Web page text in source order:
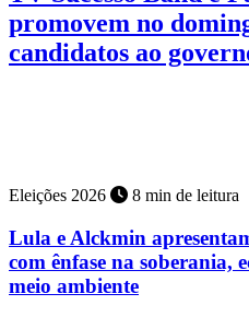
promovem no
candidatos ao
Eleições 2026 8 min de leitura
Lula e Alckmin
com ênfase na soberania,
meio ambiente